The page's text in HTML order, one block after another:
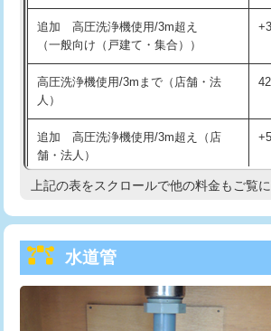
給水管工事※（保温材使用（バンド止
め込み）)
給水管工事※（土の掘削・埋め戻し作
業)
給水管工事※（塩ビ管（VP・HI）使
用/3ｍまで)
給水管工事※（塩ビ管（VP・HI）使
給水管工事※（ライニング鋼管・銅
管・ポリ管・HT管使用/3ｍまで)
給水管工事※（ライニング鋼管・銅
管・ポリ管・HT管使用/3ｍ超え)
追加 高圧洗浄機使用/3m超え
（一般向け（戸建て・集合））
高圧洗浄機使用/3mまで（店舗・法
人）
追加 高圧洗浄機使用/3m超え（店
舗・法人）
高度高圧洗浄換
トーラー機使用/3mまで
追加トーラー機使用/3m超え
上記の表をスクロールで他の料金もご覧に
水道管